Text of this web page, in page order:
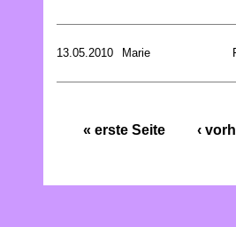
13.05.2010 Marie
« erste Seite ‹